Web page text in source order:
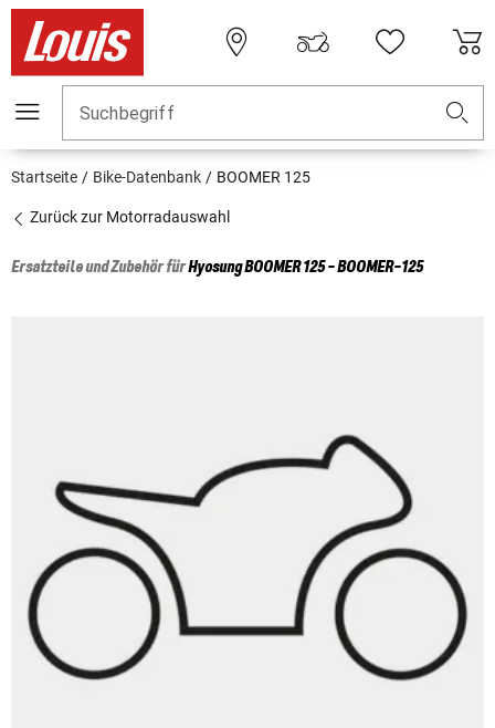
Suchbegriff
Startseite Bike-Datenbank BOOMER 125
Zurück zur Motorradauswahl
Ersatzteile und Zubehör fürHyosungBOOMER 125 - BOOMER-125